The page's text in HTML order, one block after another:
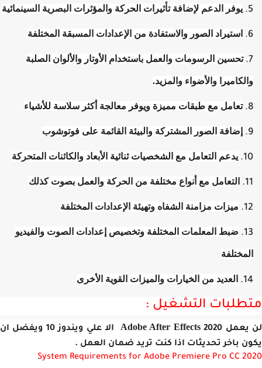
يوفر الدعم لإضافة تأثيرات الحركة والمؤثرات البصرية السينمائية
استيراد الصور والاستفادة من الإعدادات المسبقة المختلفة
تحسين الرسومات والعمل باستخدام الأوتار والألوان الصلبة
والأضواء والمزيد.
تعامل مع طبقات مميزة ويوفر معالجة أكثر سلاسة للأشياء
إضافة الصور المشتركة والبيئة القائمة على فوتوشوب
يدعم التعامل مع الشخصيات ثنائية الأبعاد والكائنات المتحركة
التعامل مع أنواع مختلفة من الحركة والعمل بصوت كذلك
ميزات مزامنة الشفاه وتهيئة الإعدادات المختلفة
ضبط المعلمات المختلفة وتخصيص إعدادات الصوت والفيديو
العديد من الخيارات والميزات القوية الأخرى
التشغيل :
يعمل Adobe After Effects
2020 الا علي ويندوز 10 ويفضل ان
باخر تحديثات اذا كنت تريد ضمان العمل .
System Requirements for Adobe Premiere Pro CC